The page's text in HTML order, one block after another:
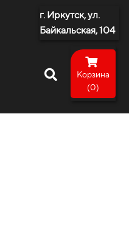
г. Иркутск, ул.
Байкальская, 104
Корзина
(0)